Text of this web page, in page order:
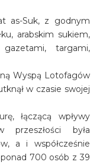
as-Suk, z godnym
arabskim sukiem,
targami,
Wyspą Lotofagów
w czasie swojej
łączącą wpływy
była
a i współcześnie
700 osób z 39